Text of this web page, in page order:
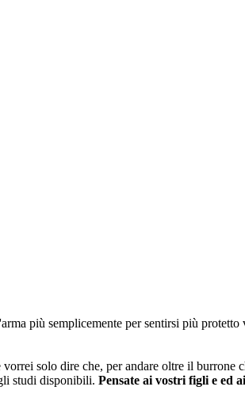
più semplicemente per sentirsi più
solo dire che, per andare oltre il burrone
studi disponibili. Pensate ai vostri figli e ed